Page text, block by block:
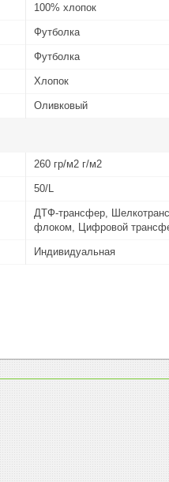
100% хлопок
Футболка
Футболка
Хлопок
Оливковый
260 гр/м2 г/м2
50/L
ДТФ-трансфер,
флоком, Цифровой
Индивидуальная